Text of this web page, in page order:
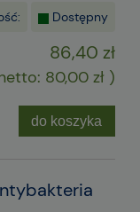
Dostępny
86,40 zł
80,00 zł )
do koszyka